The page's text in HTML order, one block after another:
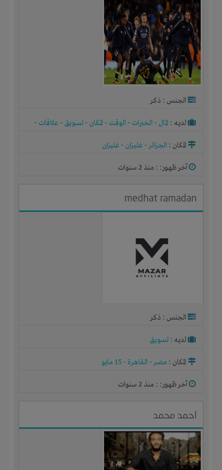
الجنس : ذكر
لديـه : المال - الخبرات - الوقت - المكان - تسويق - علاقات -
المكان : الجزائر- غليزان - غليزان
آخر ظهور: : منذ 2 سنوات
medhat ramadan
الجنس : ذكر
لديـه : تسويق
المكان : مصر- القاهرة - 15 مايو
آخر ظهور: : منذ 2 سنوات
احمد محمد